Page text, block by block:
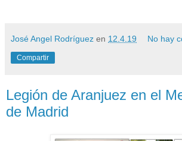
José Angel Rodríguez en 12.4.19 No hay
Compartir
Legión de Aranjuez en el
de Madrid